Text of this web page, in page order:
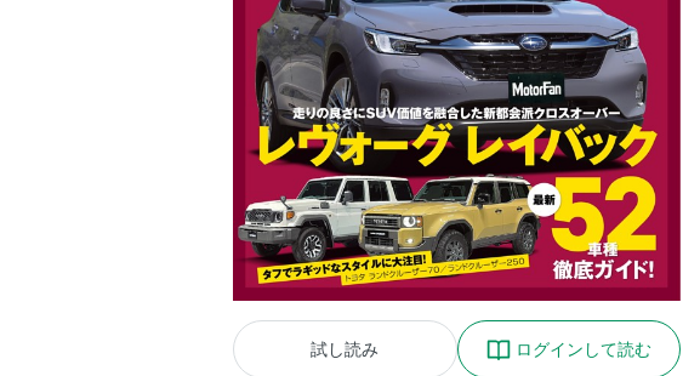
試し読み
ログインして読む